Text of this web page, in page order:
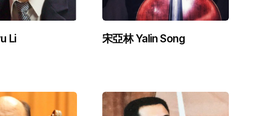
Li 宋亞林 Yalin Song